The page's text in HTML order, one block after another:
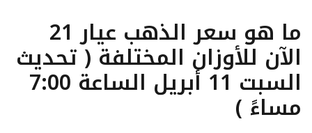
ما هو سعر الذهب عيار 21
الآن للأوزان المختلفة ( تحديث
السبت 11 أبريل الساعة 7:00
مساءً )